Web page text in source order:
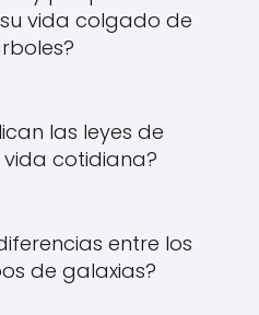
vida colgado de
las leyes de
vida cotidiana?
entre los
de galaxias?